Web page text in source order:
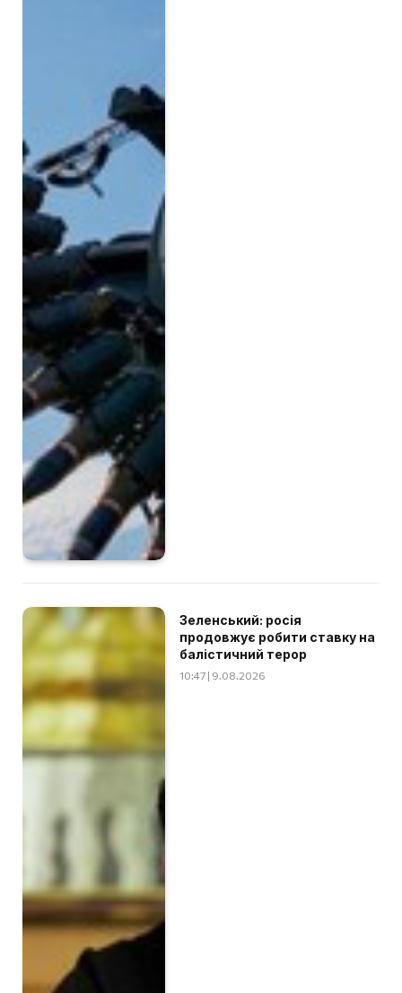
Зеленський: росія
продовжує робити ставку на
балістичний терор
10:47 | 9.08.2026